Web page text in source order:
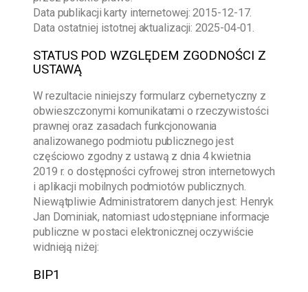
Data publikacji karty internetowej:2015-12-17.
Data ostatniej istotnej aktualizacji:2025-04-01.
STATUS POD WZGLĘDEM ZGODNOŚCI Z
USTAWĄ
W rezultacie niniejszy formularz cybernetyczny z
obwieszczonymi komunikatami o rzeczywistości
prawnej oraz zasadach funkcjonowania
analizowanego podmiotu publicznego jest
częściowo zgodny z ustawą z dnia 4 kwietnia
2019 r. o dostępności cyfrowej stron internetowych
i aplikacji mobilnych podmiotów publicznych.
Niewątpliwie Administratorem danych jest: Henryk
Jan Dominiak, natomiast udostępniane informacje
publiczne w postaci elektronicznej oczywiście
widnieją niżej:
BIP1